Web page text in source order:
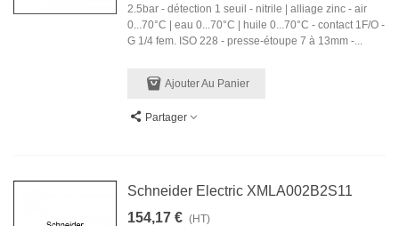
2.5bar - détection 1 seuil - nitrile | alliage zinc - air
0...70°C | eau 0...70°C | huile 0...70°C - contact 1F/O -
G 1/4 fem. ISO 228 - presse-étoupe 7 à 13mm -...
Ajouter Au Panier
Partager
Schneider Electric XMLA002B2S11
154,17 € (HT)